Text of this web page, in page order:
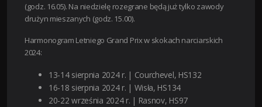
(godz. 16.05). Na niedzielę rozegrane będą już tylko zawody
drużyn mieszanych (godz. 15.00).
Harmonogram Letniego Grand Prix w skokach narciarskich
2024:
13-14 sierpnia 2024 r. | Courchevel, HS132
16-18 sierpnia 2024 r. | Wisła, HS134
20-22 września 2024 r. | Rasnov, HS97